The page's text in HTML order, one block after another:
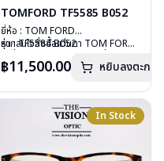
TOMFORD TF5585 B052
ยี่ห้อ : TOM FORD
รุ่น : TF5584 B052
เลนส์ : Demo lens
น้ำหนัก : 31 กรัม
อุปกรณ์ : กล่องแว่น, ผ้าเช็ดแว่น
การรับประกัน : 1 ปี
หากสนใจสั่งชื้อแว่นตา TOM FORD
กรุณาติดต่อเราคลิก
฿11,500.00 หยิบลงตะกร้า
In Stock